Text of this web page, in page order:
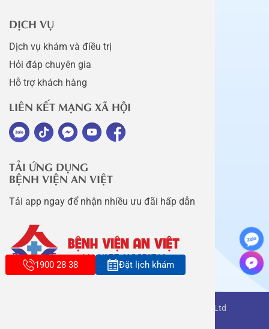
DỊCH VỤ
Dịch vụ khám và điều trị
Hỏi đáp chuyên gia
Hỗ trợ khách hàng
LIÊN KẾT MẠNG XÃ HỘI
TẢI ỨNG DỤNG
BỆNH VIỆN AN VIỆT
Tải app ngay để nhận nhiều ưu đãi hấp dẫn
Copyright belongs to An Viet Thang Long Co., Ltd
1900 28 38 Đặt lịch khám